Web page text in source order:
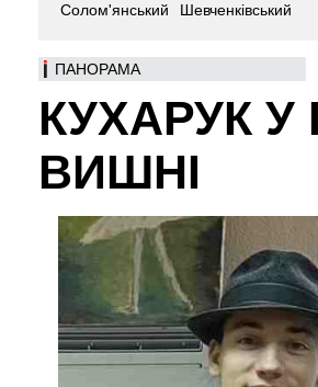
Солом'янський
Шевченківський
ПАНОРАМА
КУХАРУК У
ВИШНІ